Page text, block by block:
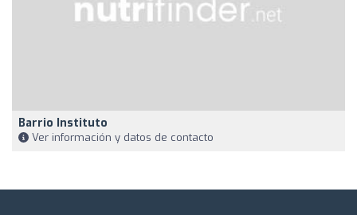
Barrio Instituto
Ver información y datos de contacto